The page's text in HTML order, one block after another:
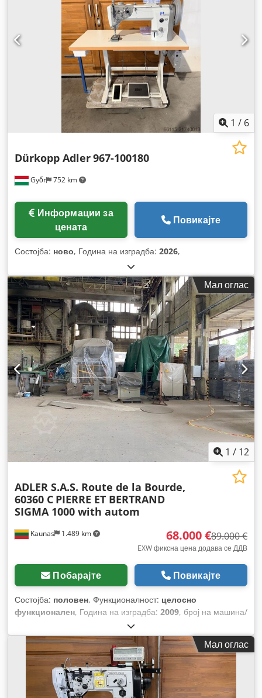
1 / 6
Győr 752 km
Dürkopp Adler967-100180
цената
Повикајте
Состојба: ново, Година на изградба: 2026,
Мал оглас
1 / 12
Kaunas 1.489 km
ADLER S.A.S. Route de la Bourde,
60360 C PIERRE ET BERTRAND
SIGMA 1000 with autom
68.000 €89.000 €
EXW фиксна цена додава се ДДВ
Побарајте Повикајте
Состојба: половен, Функционалност: целосно
функционален, Година на изградба: 2009, број на машина/
Мал оглас